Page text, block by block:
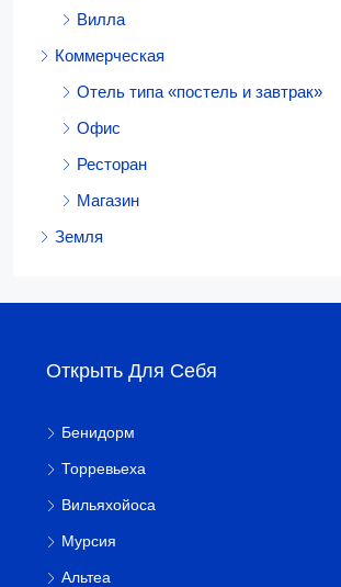
Вилла
Коммерческая
Отель типа «постель и завтрак»
Офис
Ресторан
Магазин
Земля
Открыть Для Себя
Бенидорм
Торревьеха
Вильяхойоса
Мурсия
Альтеа